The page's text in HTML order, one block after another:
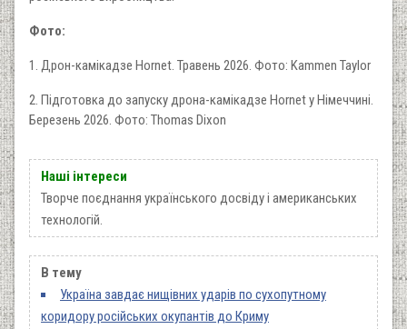
Фото:
1. Дрон-камікадзе Hornet. Травень 2026. Фото: Kammen Taylor
2. Підготовка до запуску дрона-камікадзе Hornet у Німеччині.
Березень 2026. Фото: Thomas Dixon
Наші інтереси
Творче поєднання українського досвіду і американських
технологій.
В тему
Україна завдає нищівних ударів по сухопутному
коридору російських окупантів до Криму